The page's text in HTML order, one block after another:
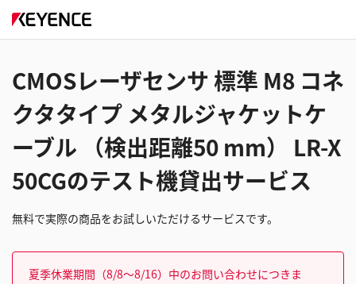
CMOSレーザセンサ 標準 M8 コネ
クタタイプ メタルジャケットケ
ーブル （検出距離50 mm） LR-X
50CGのテスト機貸出サービス
無料で実際の商品をお試しいただけるサービスです。
夏季休業期間（8/8～8/16）中のお問い合わせにつきま